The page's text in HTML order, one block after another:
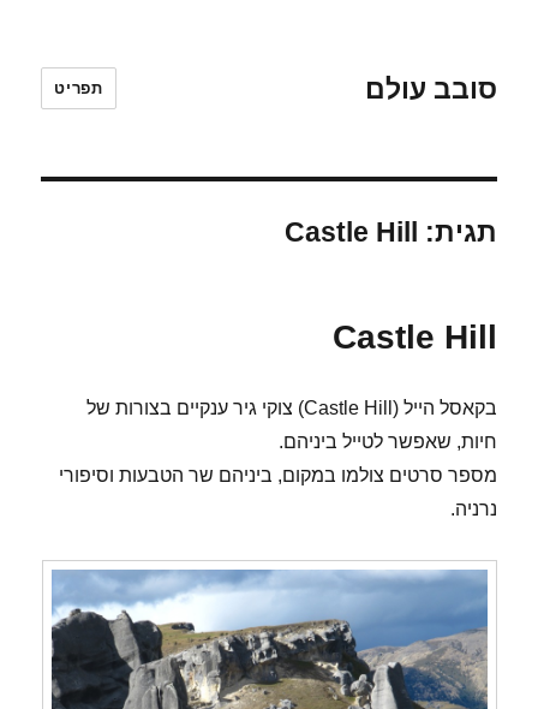
סובב עולם תפריט
תגית: Castle Hill
Castle Hill
בקאסל הייל (Castle Hill) צוקי גיר ענקיים בצורות של
חיות, שאפשר לטייל ביניהם.
מספר סרטים צולמו במקום, ביניהם שר הטבעות וסיפורי
נרניה.